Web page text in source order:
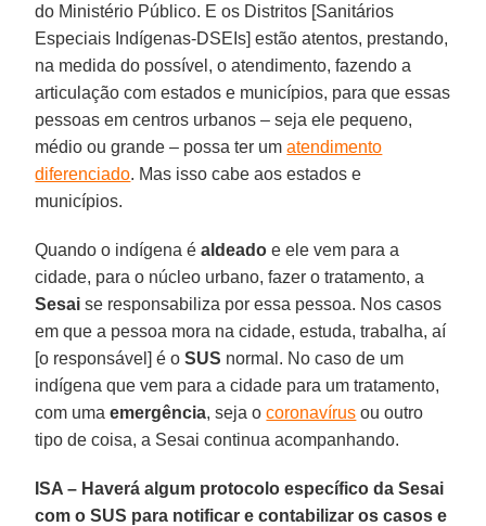
do Ministério Público. E os Distritos [Sanitários
Especiais Indígenas-DSEIs] estão atentos, prestando,
na medida do possível, o atendimento, fazendo a
articulação com estados e municípios, para que essas
pessoas em centros urbanos – seja ele pequeno,
médio ou grande – possa ter umatendimento
diferenciado. Mas isso cabe aos estados e
municípios.
Quando o indígena éaldeado e ele vem para a
cidade, para o núcleo urbano, fazer o tratamento, a
Sesai se responsabiliza por essa pessoa. Nos casos
em que a pessoa mora na cidade, estuda, trabalha, aí
[o responsável] é oSUS normal. No caso de um
indígena que vem para a cidade para um tratamento,
com umaemergência, seja ocoronavírus ou outro
tipo de coisa, a Sesai continua acompanhando.
ISA – Haverá algum protocolo específico da Sesai
com o SUS para notificar e contabilizar os casos e